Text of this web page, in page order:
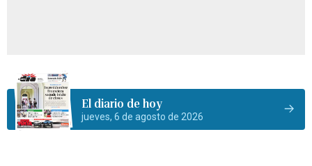
El diario de hoy
jueves, 6 de agosto de 2026